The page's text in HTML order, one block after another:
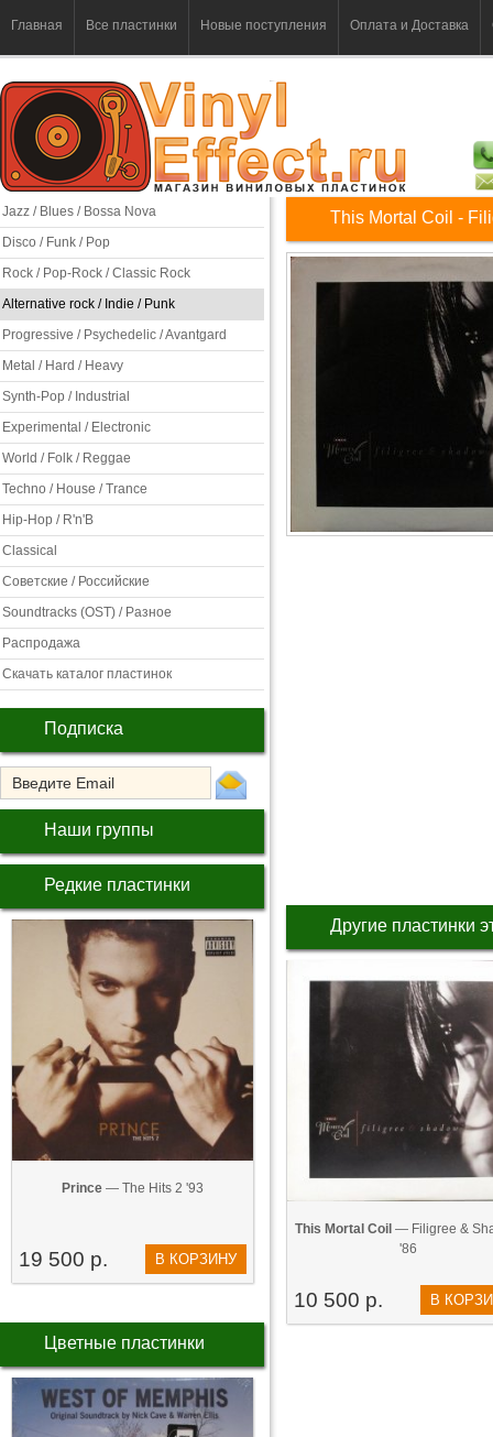
Главная Все пластинки Новые поступления Оплата и Доставка
Jazz / Blues / Bossa Nova
Disco / Funk / Pop
Rock / Pop-Rock / Classic Rock
Alternative rock / Indie / Punk
Progressive / Psychedelic / Avantgard
Metal / Hard / Heavy
Synth-Pop / Industrial
Experimental / Electronic
World / Folk / Reggae
Techno / House / Trance
Hip-Hop / R'n'B
Classical
Советские / Российские
Soundtracks (OST) / Разное
Распродажа
Скачать каталог пластинок
Подписка
Наши группы
Редкие пластинки
Prince — The Hits 2 '93
19 500 р. В КОРЗИНУ
Цветные пластинки
This Mortal Coil -
Другие пластинки
This Mortal Coil — Filigree &
'86
10 500 р. В